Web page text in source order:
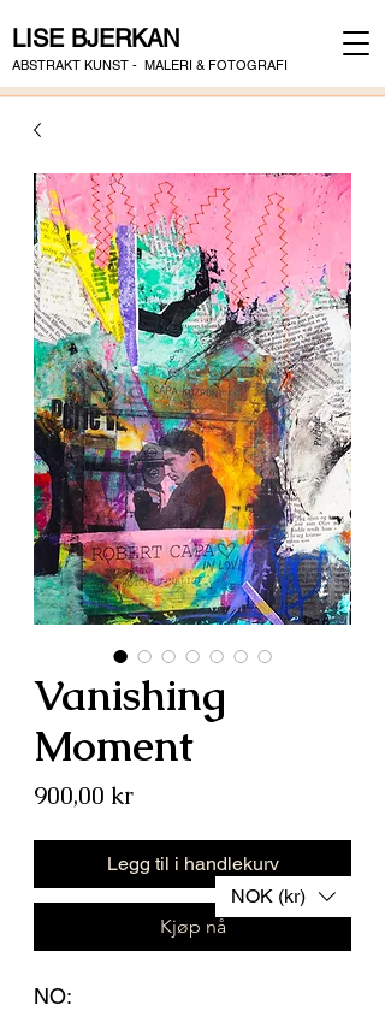
LISE BJERKAN
ABSTRAKT KUNST - MALERI & FOTOGRAFI
Vanishing
Moment
900,00 krPris
Legg til i handlekurv
Kjøp nå
NO:
NOK (kr)